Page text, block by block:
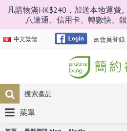
凡購物滿HK$240，加送本地運費
八達通、信用卡、轉數快、銀
中文繁體 🎀會員登錄
菜單